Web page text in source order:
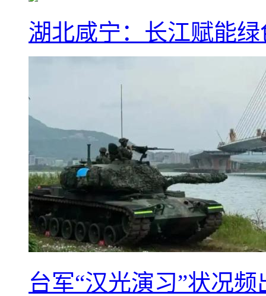
湖北咸宁：长江赋能
台军“汉光演习”状况